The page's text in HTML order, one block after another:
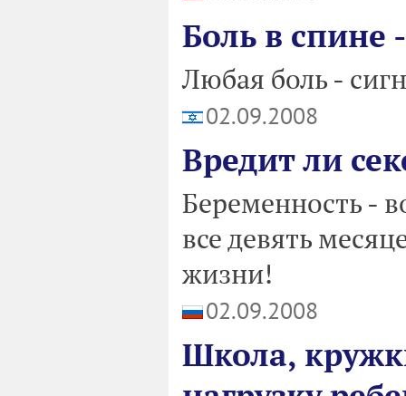
Боль в спине
Любая боль -
02.09.2008
Вредит ли
Беременность -
все девять
жизни!
02.09.2008
Школа,